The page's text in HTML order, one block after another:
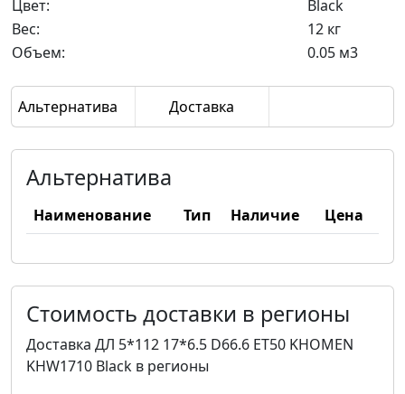
Цвет:
Black
Вес:
12 кг
Объем:
0.05 м3
Альтернатива Доставка
Альтернатива
Наименование Тип Наличие Цена
Стоимость доставки в регионы
Доставка ДЛ 5*112 17*6.5 D66.6 ET50 KHOMEN
KHW1710 Black в регионы